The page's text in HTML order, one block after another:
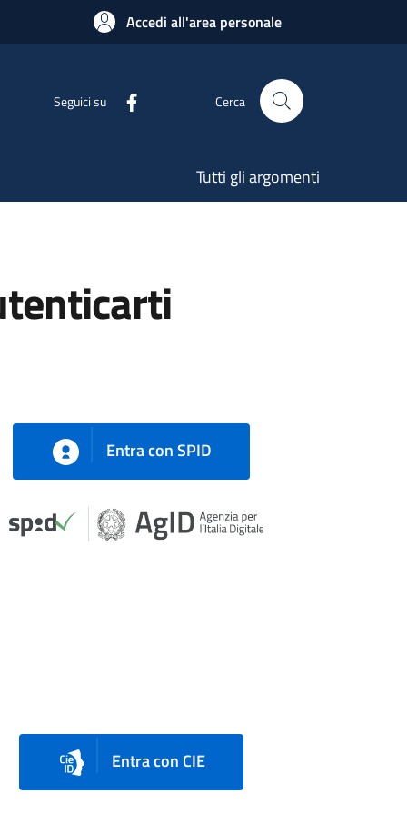
Accedi all'area personale
Seguici su Cerca
Tutti gli argomenti
Entra con SPID
Entra con CIE